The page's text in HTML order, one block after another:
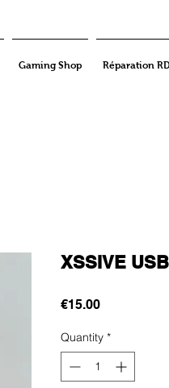
Gaming Shop Réparation
XSSIVE
€15.00Price
Quantity *